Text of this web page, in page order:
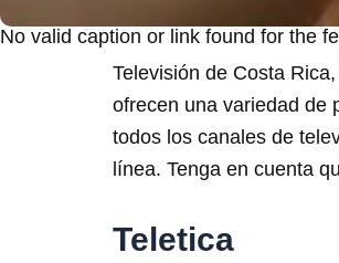
No valid caption or link found for the
Televisión de Costa
ofrecen una variedad de
todos los canales de
línea. Tenga en cuenta
Teletica